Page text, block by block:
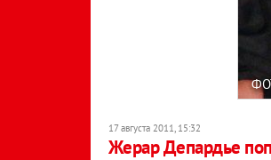
17 августа 2011, 15:32
Жерар Депардье